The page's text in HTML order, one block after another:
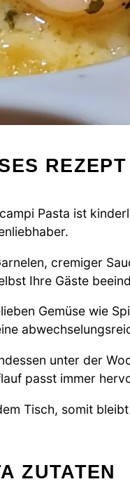
Pasta ist
cremiger
Ihre Gäste
Gemüse wie
unter der
passt immer
Tisch, somit
ZUTATEN